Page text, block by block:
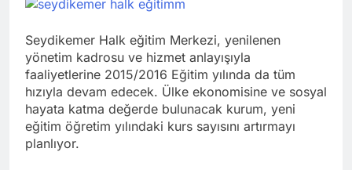
Seydikemer Halk eğitim Merkezi, yenilenen
yönetim kadrosu ve hizmet anlayışıyla
faaliyetlerine 2015/2016 Eğitim yılında da tüm
hızıyla devam edecek. Ülke ekonomisine ve sosyal
hayata katma değerde bulunacak kurum, yeni
eğitim öğretim yılındaki kurs sayısını artırmayı
planlıyor.